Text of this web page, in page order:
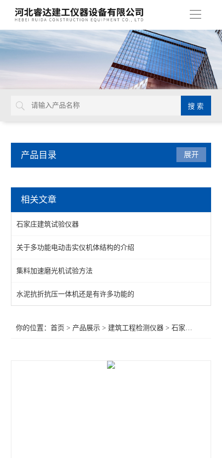
导
产品目录
混凝土板试验机
石家庄建筑试验仪器
恒温恒湿环境试验箱
耐碱网格布试验箱
气密性检测平台
展开
相关文章
石家庄建筑试验仪器
关于多功能电动击实仪机体结构的介绍
集料加速磨光机试验方法
水泥抗折抗压一体机还是有许多功能的
你的位置：首页 > 产品展示 > 建筑工程检测仪器 >石家庄建筑试验仪器